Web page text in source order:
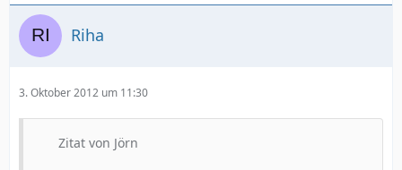
Riha
3. Oktober 2012 um 11:30
Zitat von Jörn